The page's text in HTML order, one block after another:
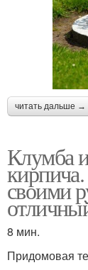
читать дальше →
Клумба
своими
8 мин.
Придомовая